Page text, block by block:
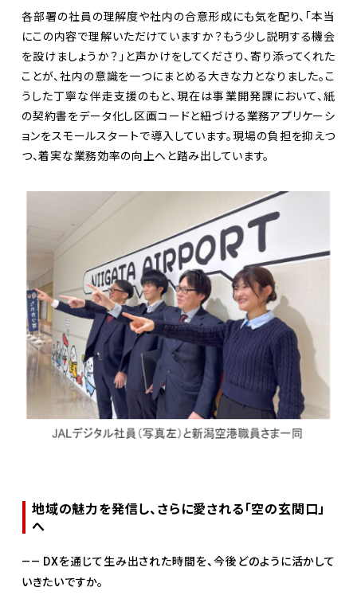
各部署の社員の理解度や社内の合意形成にも気を配り、「本当
にこの内容で理解いただけていますか？もう少し説明する機会
を設けましょうか？」と声かけをしてくださり、寄り添ってくれた
ことが、社内の意識を一つにまとめる大きな力となりました。こ
うした丁寧な伴走支援のもと、現在は事業開発課において、紙
の契約書をデータ化し区画コードと紐づける業務アプリケーシ
ョンをスモールスタートで導入しています。現場の負担を抑えつ
つ、着実な業務効率の向上へと踏み出しています。
地域の魅力を発信し、さらに愛される「空の玄関口」
へ
—— DXを通じて生み出された時間を、今後どのように活かして
いきたいですか。